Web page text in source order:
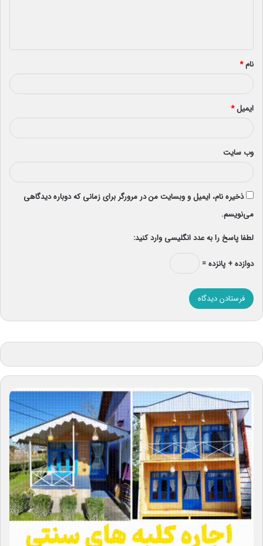
*
نام*
ایمیل*
وب‌ سایت
ذخیره نام، ایمیل و وبسایت من در مرورگر برای زمانی که دوباره دیدگاهی
می‌نویسم.
لطفا پاسخ را به عدد انگلیسی وارد کنید:
دوازده + پانزده =